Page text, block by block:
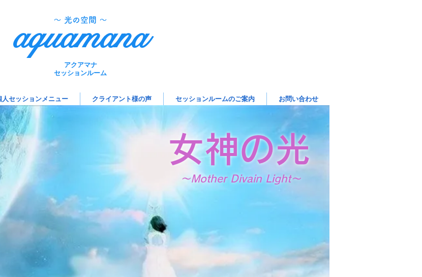
aquamana
​～ 光の空間 ～
アクアマナ
セッションルーム
人セッションメニュー クライアント様の声 セッションルームのご案内 お問い合わせ
女神の光
～Mother Divain Light～